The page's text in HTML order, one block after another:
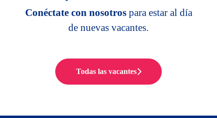
Conéctate con nosotrospara estar al día
de nuevas vacantes.
Todas las vacantes